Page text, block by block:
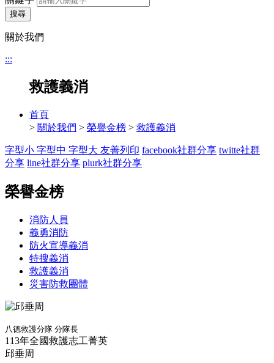
搜尋
關於我們
:::
救護義消
首頁
> 關於我們 > 榮譽金榜 > 救護義消
字型小 字型中 字型大 友善列印 facebook社群分享 twitte社群
分享 line社群分享 plurk社群分享
榮譽金榜
消防人員
義勇消防
防火宣導義消
特搜義消
救護義消
災害防救團體
八德救護分隊 分隊長
113年全國救護志工菁英
邱垂周